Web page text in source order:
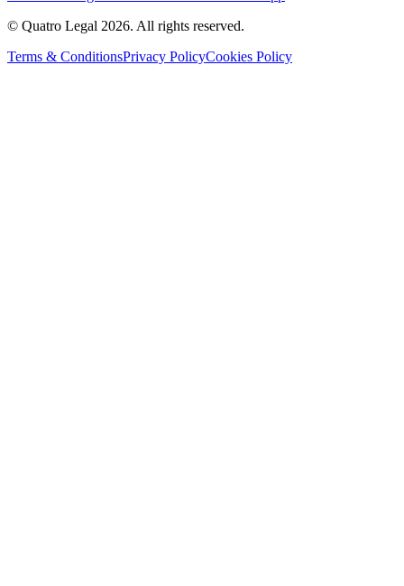
© Quatro Legal 2026. All rights reserved.
Terms & ConditionsPrivacy PolicyCookies Policy